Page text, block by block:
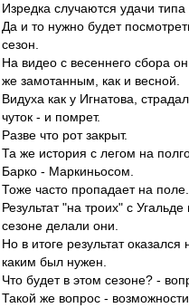
Изредка случаются удачи типа
Да и то нужно будет
сезон.
На видео с весеннего сбора
же замотанным, как и весной.
Видуха как у Игнатова,
чуток - и помрет.
Разве что рот закрыт.
Та же история с легом на
Барко - Маркиньосом.
Тоже часто пропадает на поле.
Результат "на троих" с
сезоне делали они.
Но в итоге результат оказался
каким был нужен.
Что будет в этом сезоне? -
Такой же вопрос -